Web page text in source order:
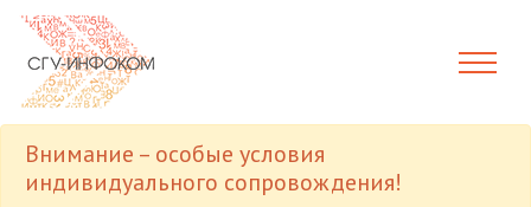
Внимание – особые условия
индивидуального сопровождения!